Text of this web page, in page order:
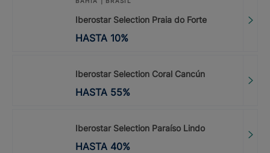
Iberostar Selection Praia do Forte
HASTA 10%
Iberostar Selection Coral Cancún
HASTA 55%
Iberostar Selection Paraíso Lindo
HASTA 40%